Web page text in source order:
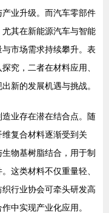
业升级。而汽车零部件
其在新能源汽车与智能
市场需求持续攀升。表
究，二者在材料应用、
新的发展机遇与挑战。
业存在潜在结合点。随
复合材料逐渐受到关
物基树脂结合，用于制
这类材料不仅重量轻、
行业协会可牵头研发高
中实现产业化应用。